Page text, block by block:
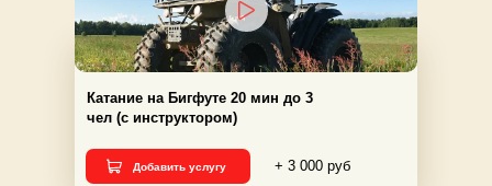
+ 3 000 руб
Катание на Бигфуте 20 мин до 3
чел (с инструктором)
Добавить услугу